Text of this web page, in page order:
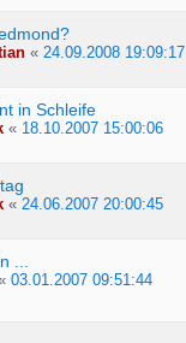
« 24.09.2008 19:09:17
in Schleife
« 18.10.2007 15:00:06
« 24.06.2007 20:00:45
...
03.01.2007 09:51:44